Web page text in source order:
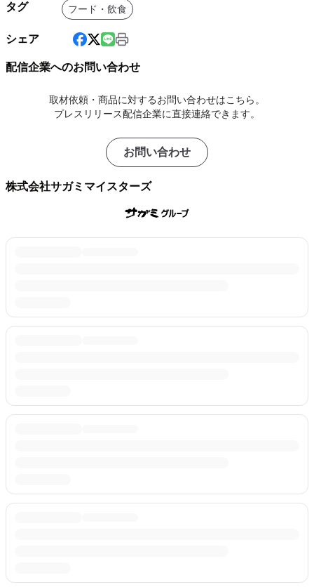
タグ フード・飲食
シェア
配信企業へのお問い合わせ
取材依頼・商品に対するお問い合わせはこちら。
プレスリリース配信企業に直接連絡できます。
お問い合わせ
株式会社サガミマイスターズ